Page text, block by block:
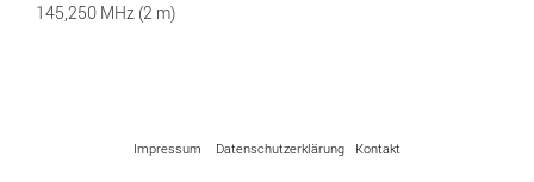
145,250 MHz (2 m)
Impressum Datenschutzerklärung Kontakt